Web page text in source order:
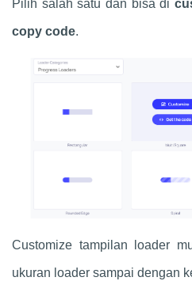
Pilih salah satu dan bisa di
copy code.
Customize tampilan loader
ukuran loader sampai dengan